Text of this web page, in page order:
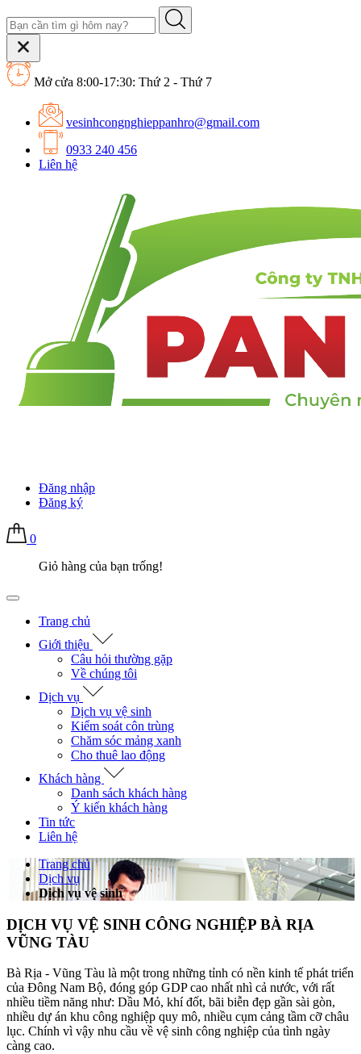
Mở cửa 8:00-17:30: Thứ 2 - Thứ 7
vesinhcongnghieppanhro@gmail.com
0933 240 456
Liên hệ
Đăng nhập
Đăng ký
0
Giỏ hàng của bạn trống!
Trang chủ
Giới thiệu
Câu hỏi thường gặp
Về chúng tôi
Dịch vụ
Dịch vụ vệ sinh
Kiểm soát côn trùng
Chăm sóc mảng xanh
Cho thuê lao động
Khách hàng
Danh sách khách hàng
Ý kiến khách hàng
Tin tức
Liên hệ
Trang chủ
Dịch vụ
Dịch vụ vệ sinh
DỊCH VỤ VỆ SINH CÔNG NGHIỆP BÀ RỊA
VŨNG TÀU
Bà Rịa - Vũng Tàu là một trong những tỉnh có nền kinh tế phát triển
của Đông Nam Bộ, đóng góp GDP cao nhất nhì cả nước, với rất
nhiều tiềm năng như: Dầu Mỏ, khí đốt, bãi biễn đẹp gần sài gòn,
nhiều dự án khu công nghiệp quy mô, nhiều cụm cảng tầm cỡ châu
lục. Chính vì vậy nhu cầu về vệ sinh công nghiệp của tình ngày
càng cao.